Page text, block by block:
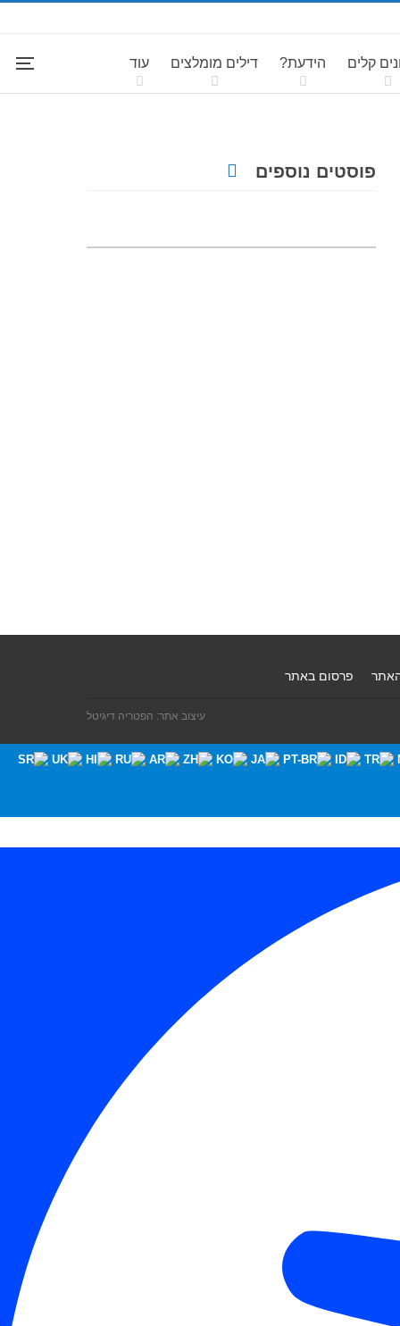
קלים הידעת? דילים מומלצים עוד
פוסטים נוספים
פרסום באתר
עיצוב אתר: הפטריה דיגיטל